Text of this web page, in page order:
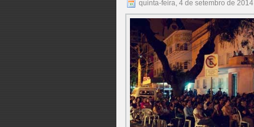
quinta-feira, 4 de setembro de 2014